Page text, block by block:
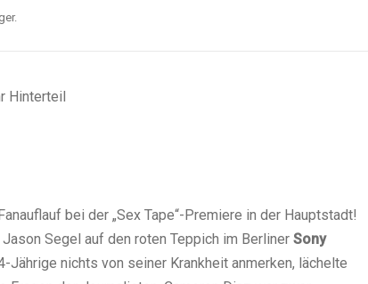
Hinterteil
bei der „Sex Tape“-Premiere in der Hauptstadt!
Segel auf den roten Teppich im Berliner Sony
nichts von seiner Krankheit anmerken, lächelte